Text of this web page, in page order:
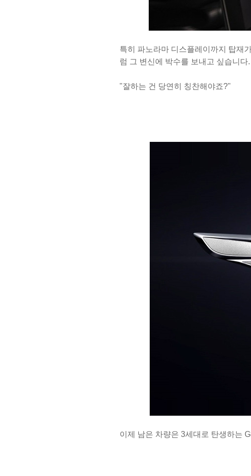
특히 파노라마 디스플레이까지 탑재
럼 그 변신에 박수를 보내고 싶습니다.
"잘하는 건 당연히 칭찬해야죠?"
이제 남은 차량은 3세대로 탄생하는